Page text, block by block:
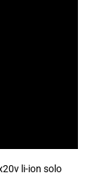
li-ion solo